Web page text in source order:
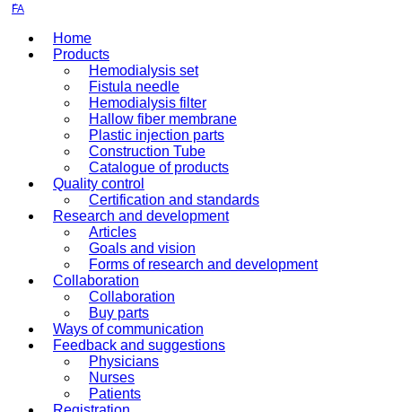
ّFA
Home
Products
Hemodialysis set
Fistula needle
Hemodialysis filter
Hallow fiber membrane
Plastic injection parts
Construction Tube
Catalogue of products
Quality control
Certification and standards
Research and development
Articles
Goals and vision
Forms of research and development
Collaboration
Collaboration
Buy parts
Ways of communication
Feedback and suggestions
Physicians
Nurses
Patients